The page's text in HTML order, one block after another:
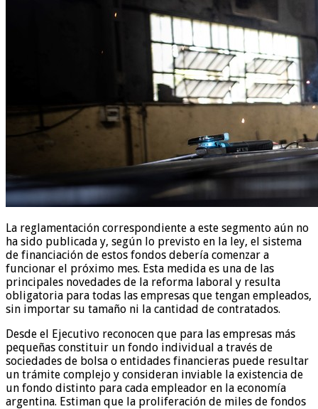
La reglamentación correspondiente a este segmento aún no
ha sido publicada y, según lo previsto en la ley, el sistema
de financiación de estos fondos debería comenzar a
funcionar el próximo mes. Esta medida es una de las
principales novedades de la reforma laboral y resulta
obligatoria para todas las empresas que tengan empleados,
sin importar su tamaño ni la cantidad de contratados.
Desde el Ejecutivo reconocen que para las empresas más
pequeñas constituir un fondo individual a través de
sociedades de bolsa o entidades financieras puede resultar
un trámite complejo y consideran inviable la existencia de
un fondo distinto para cada empleador en la economía
argentina. Estiman que la proliferación de miles de fondos